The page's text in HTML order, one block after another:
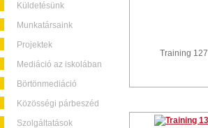
Küldetésünk
Munkatársaink
Projektek
Mediáció az iskolában
Börtönmediáció
Közösségi párbeszéd
Szolgáltatások
Training 127